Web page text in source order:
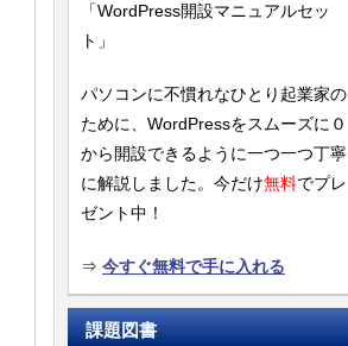
「WordPress開設マニュアルセッ
ト」
パソコンに不慣れなひとり起業家の
ために、WordPressをスムーズに０
から開設できるように一つ一つ丁寧
に解説しました。今だけ無料でプレ
ゼント中！
⇒ 今すぐ無料で手に入れる
課題図書